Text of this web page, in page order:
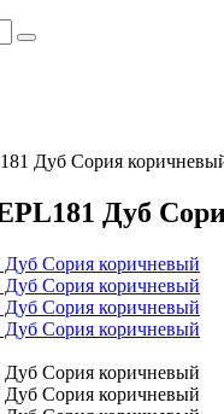
Дуб Сория
Дуб